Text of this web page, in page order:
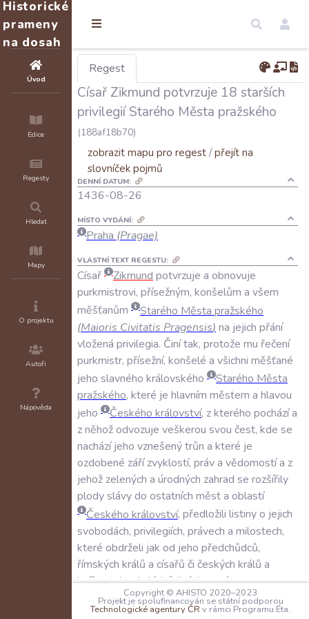
Historické
prameny
na dosah
Úvod
Edice
Regesty
Hledat
Mapy
O projektu
Autoři
Nápověda
Regest
Císař Zikmund potvrzuje 18 starších
privilegií Starého Města pražského
(188af18b70)
zobrazit mapu pro regest/přejít na
slovníček pojmů
DENNÍ DATUM:
1436-08-26
MÍSTO VYDÁNÍ:
Praha (Pragae)
VLASTNÍ TEXT REGESTU:
Císař Zikmund potvrzuje a obnovuje
purkmistrovi, přísežným, konšelům a všem
měšťanům
Starého Města pražského
(Maioris Civitatis Pragensis) na jejich přání
vložená privilegia. Činítak, protože mu řečení
purkmistr, přísežní, konšelé a všichni měšťané
jeho slavného královského Starého Města
pražského, které je hlavním městem a hlavou
jeho
Českého království, zkterého pocházía
zněhožodvozuje veškerou svou čest, kde se
nachází jeho vznešenýtrůn a které je
ozdobené září zvyklostí, práva vědomostía z
jehož zelených a úrodných zahrad se rozšířily
plodyslávydo ostatních města oblastí
Českého království, předložili listinyo jejich
svobodách, privilegiích, právech a milostech,
které obdrželi jak od jeho předchůdců,
římských králů a císařů či českých králů a
knížat,takodvládcůjinýchzemí.
Jan,králčeský apolskýa hrabě
Copyright © AHISTO 2020–2023
Projekt je spolufinancován se státní podporou
Technologické agentury ČR v rámci Programu Éta.